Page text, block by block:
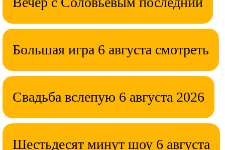
Большая игра 6 августа смотреть
Свадьба вслепую 6 августа 2026
Шестьдесят минут шоу 6 августа